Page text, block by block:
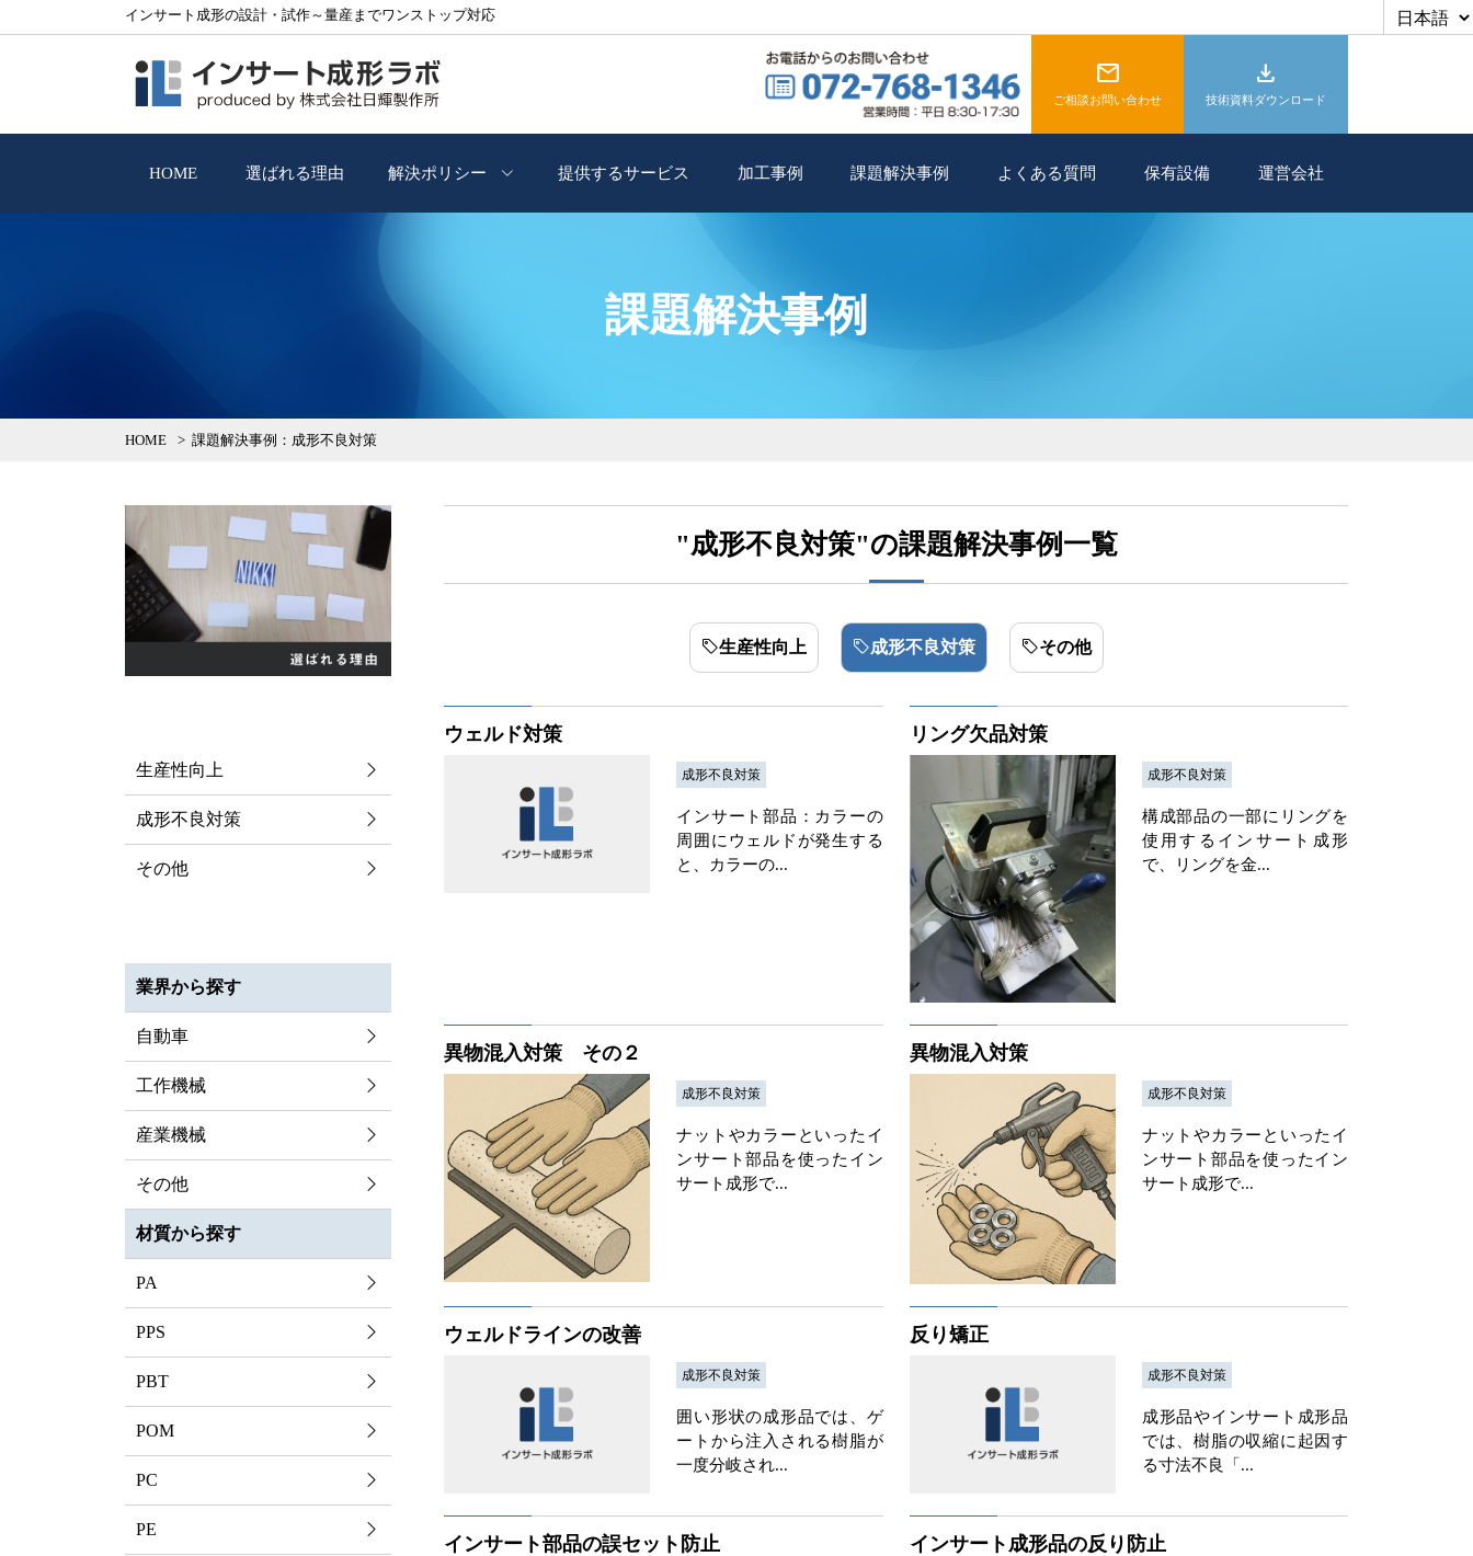
インサート成形の設計・試作～量産までワンストップ対応
mail
ご相談お問い合わせ
download
技術資料ダウンロード
HOME 選ばれる理由 解決ポリシー 提供するサービス 加工事例 課題解決事例 よくある質問 保有設備 運営会社
課題解決事例
HOME 課題解決事例 ：成形不良対策
"成形不良対策"の課題解決事例一覧
生産性向上 成形不良対策 その他
ウェルド対策
成形不良対策
インサート部品：カラーの
周囲にウェルドが発生する
と、カラーの...
リング欠品対策
成形不良対策
構成部品の一部にリングを
使用するインサート成形
で、リングを金...
異物混入対策 その２
成形不良対策
ナットやカラーといったイ
ンサート部品を使ったイン
サート成形で...
異物混入対策
成形不良対策
ナットやカラーといったイ
ンサート部品を使ったイン
サート成形で...
ウェルドラインの改善
成形不良対策
囲い形状の成形品では、ゲ
ートから注入される樹脂が
一度分岐され...
反り矯正
成形不良対策
成形品やインサート成形品
では、樹脂の収縮に起因す
る寸法不良「...
インサート部品の誤セット防止 インサート成形品の反り防止
生産性向上
成形不良対策
その他
業界から探す
自動車
工作機械
産業機械
その他
材質から探す
PA
PPS
PBT
POM
PC
PE